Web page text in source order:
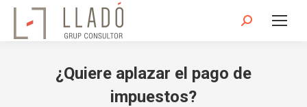
Search:
¿Quiere aplazar el pago de
impuestos?